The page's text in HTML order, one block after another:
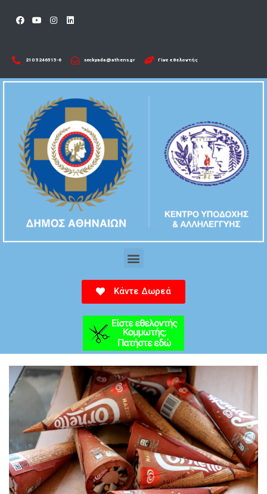
210 5246515-6​ seckyada@athens.gr Γίνε εθελοντής
Κάντε Δωρεά